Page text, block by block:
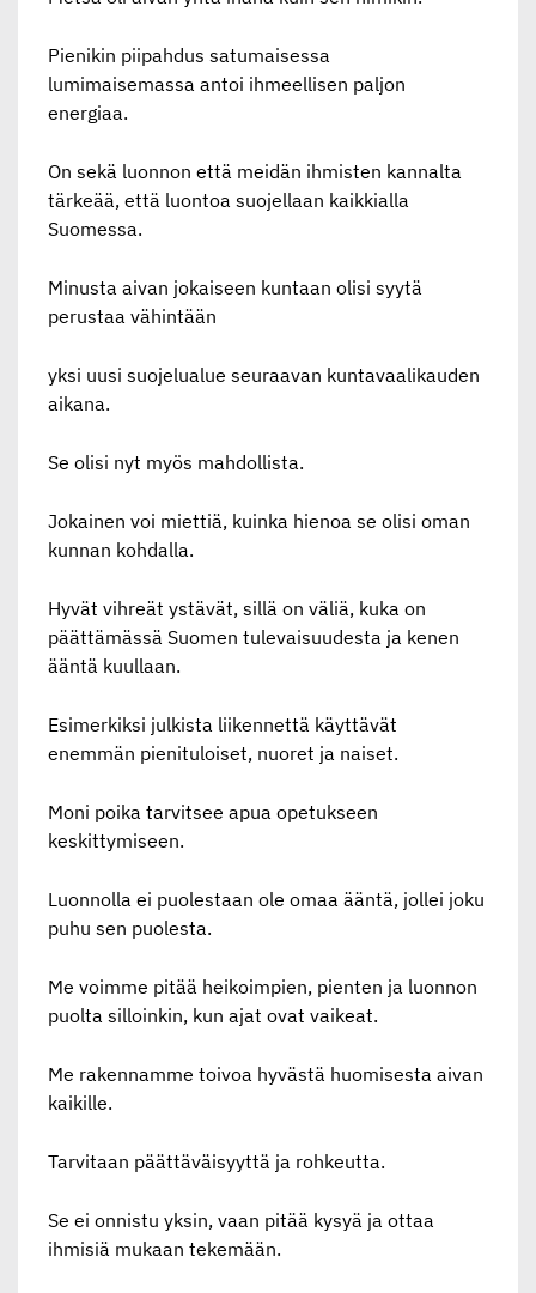
Pienikin piipahdus satumaisessa
lumimaisemassa antoi ihmeellisen paljon
energiaa.
On sekä luonnon että meidän ihmisten kannalta
tärkeää, että luontoa suojellaan kaikkialla
Suomessa.
Minusta aivan jokaiseen kuntaan olisi syytä
perustaa vähintään
yksi uusi suojelualue seuraavan kuntavaalikauden
aikana.
Se olisi nyt myös mahdollista.
Jokainen voi miettiä, kuinka hienoa se olisi oman
kunnan kohdalla.
Hyvät vihreät ystävät, sillä on väliä, kuka on
päättämässä Suomen tulevaisuudesta ja kenen
ääntä kuullaan.
Esimerkiksi julkista liikennettä käyttävät
enemmän pienituloiset, nuoret ja naiset.
Moni poika tarvitsee apua opetukseen
keskittymiseen.
Luonnolla ei puolestaan ole omaa ääntä, jollei joku
puhu sen puolesta.
Me voimme pitää heikoimpien, pienten ja luonnon
puolta silloinkin, kun ajat ovat vaikeat.
Me rakennamme toivoa hyvästä huomisesta aivan
kaikille.
Tarvitaan päättäväisyyttä ja rohkeutta.
Se ei onnistu yksin, vaan pitää kysyä ja ottaa
ihmisiä mukaan tekemään.